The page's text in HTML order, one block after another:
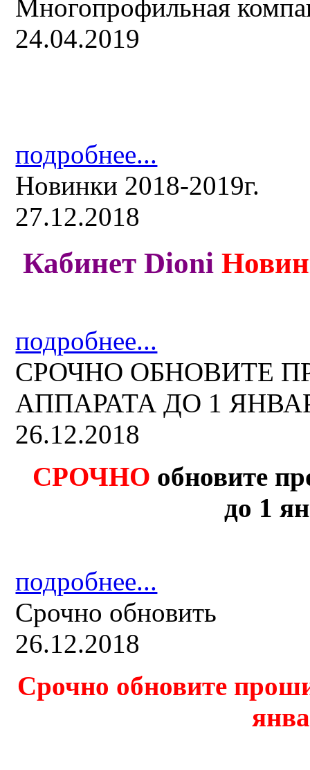
Многопрофильная
24.04.2019
подробнее...
Новинки 2018-2019г.
27.12.2018
Кабинет Dioni
подробнее...
СРОЧНО ОБНОВИТЕ
АППАРАТА ДО 1
26.12.2018
СРОЧНО обновите
до 1
подробнее...
Срочно обновить
26.12.2018
Срочно обновите